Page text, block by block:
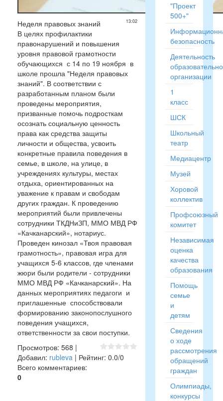
13:02
Неделя правовых знаний
В целях профилактики
правонарушений и повышения
уровня правовой грамотности
обучающихся с 14 по 19 ноября в
школе прошла "Неделя правовых
знаний". В соответствии с
разработанным планом были
проведены мероприятия,
призванные помочь подросткам
осознать социальную ценность
права как средства защиты
личности и общества, усвоить
конкретные правила поведения в
семье, в школе, на улице, в
учреждениях культуры, местах
отдыха, ориентированных на
уважение к правам и свободам
других граждан. К проведению
мероприятий были привлечены
сотрудники ТКДНиЗП, ММО МВД РФ
«Качканарский», нотариус.
Проведен кинозал «Твоя правовая
грамотность», правовая игра для
учащихся 5-6 классов, где членами
жюри были родители - сотрудники
ММО МВД РФ «Качканарский». На
данных мероприятиях педагоги и
приглашенные способствовали
формированию законопослушного
поведения учащихся,
ответственности за свои поступки.
Просмотров: 568 |
Добавил: rubleva | Рейтинг: 0.0/0
Всего комментариев:
0
"Проект
500+"
безопасность
Деятельность
организации
1
класс
ШСК
Школьный
театр
Медиацентр
Музей
Хоровой
коллектив
Профсоюзный
комитет
Независимая
оценка
качества
образования
Помощь
семье
и
детям
Сведения
о ходе
рассмотрения
обращений
граждан
Олимпиады,
конкурсы